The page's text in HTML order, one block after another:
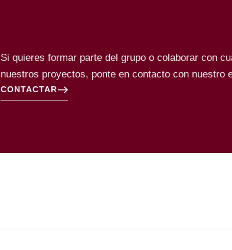
Si quieres formar parte del grupo o colaborar con
nuestros proyectos, ponte en contacto con nuestro
CONTACTAR